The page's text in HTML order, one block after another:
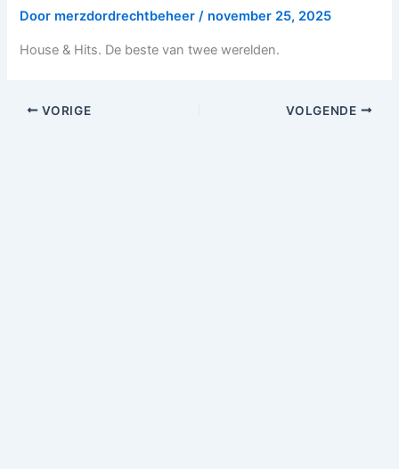
Door merzdordrechtbeheer/ november 25, 2025
House & Hits. De beste van twee werelden.
VORIGE VOLGENDE